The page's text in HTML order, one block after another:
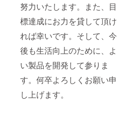
努力いたします。また、目
標達成にお力を貸して頂け
れば幸いです。そして、今
後も生活向上のために、よ
い製品を開発して参りま
す。何卒よろしくお願い申
し上げます。